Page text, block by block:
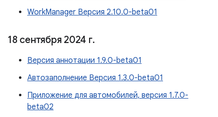
WorkManager Версия 2.10.0-beta01
18 сентября 2024 г.
Версия аннотации 1.9.0-beta01
Автозаполнение Версия 1.3.0-beta01
Приложение для автомобилей, версия 1.7.0-
beta02